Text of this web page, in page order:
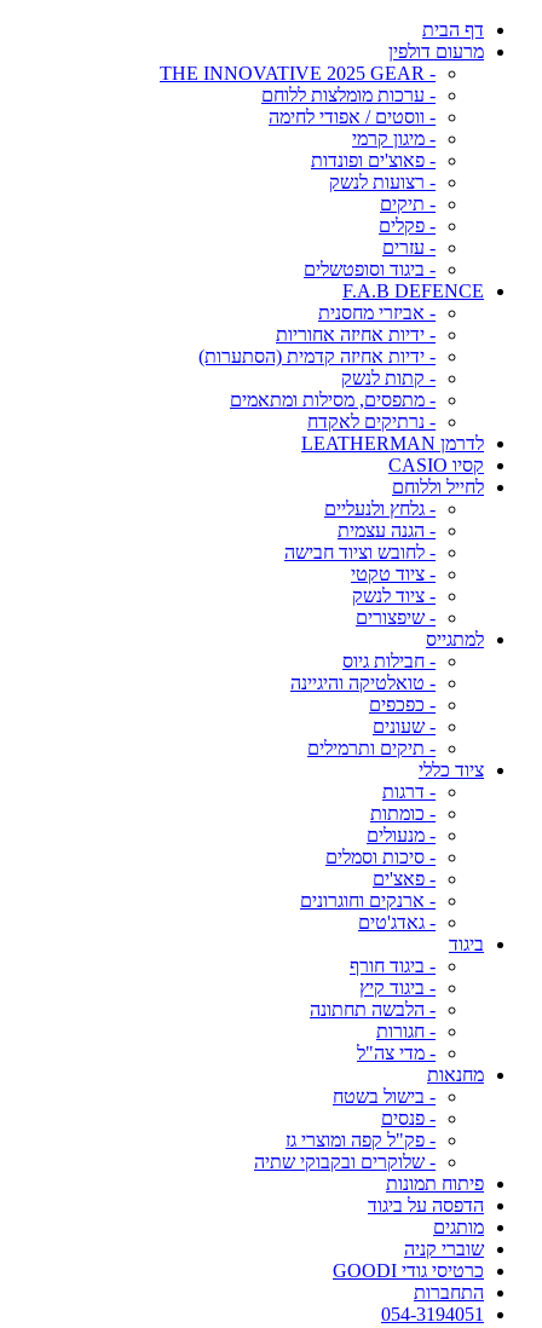
דף הבית
מרעום דולפין
- THE INNOVATIVE 2025 GEAR
- ערכות מומלצות ללוחם
- ווסטים / אפודי לחימה
- מיגון קרמי
- פאוצ'ים ופונדות
- רצועות לנשק
- תיקים
- פקלים
- עזרים
- ביגוד וסופטשלים
F.A.B DEFENCE
- אביזרי מחסנית
- ידיות אחיזה אחוריות
- ידיות אחיזה קדמית (הסתערות)
- קתות לנשק
- מתפסים, מסילות ומתאמים
- נרתיקים לאקדח
לדרמן LEATHERMAN
קסיו CASIO
לחייל וללוחם
- גלחץ ולנעליים
- הגנה עצמית
- לחובש וציוד חבישה
- ציוד טקטי
- ציוד לנשק
- שיפצורים
למתגייס
- חבילות גיוס
- טואלטיקה והיגיינה
- כפכפים
- שעונים
- תיקים ותרמילים
ציוד כללי
- דרגות
- כומתות
- מנעולים
- סיכות וסמלים
- פאצ'ים
- ארנקים וחוגרונים
- גאדג'טים
ביגוד
- ביגוד חורף
- ביגוד קיץ
- הלבשה תחתונה
- חגורות
- מדי צה"ל
מחנאות
- בישול בשטח
- פנסים
- פק"ל קפה ומוצרי גז
- שלוקרים ובקבוקי שתיה
פיתוח תמונות
הדפסה על ביגוד
מותגים
שוברי קניה
כרטיסי גודי GOODI
התחברות
054-3194051